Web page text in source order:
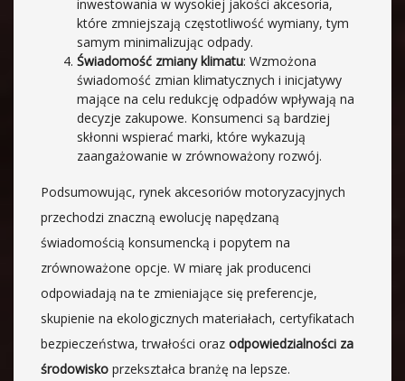
inwestowania w wysokiej jakości akcesoria,
które zmniejszają częstotliwość wymiany, tym
samym minimalizując odpady.
Świadomość zmiany klimatu: Wzmożona
świadomość zmian klimatycznych i inicjatywy
mające na celu redukcję odpadów wpływają na
decyzje zakupowe. Konsumenci są bardziej
skłonni wspierać marki, które wykazują
zaangażowanie w zrównoważony rozwój.
Podsumowując, rynek akcesoriów motoryzacyjnych
przechodzi znaczną ewolucję napędzaną
świadomością konsumencką i popytem na
zrównoważone opcje. W miarę jak producenci
odpowiadają na te zmieniające się preferencje,
skupienie na ekologicznych materiałach, certyfikatach
bezpieczeństwa, trwałości oraz odpowiedzialności za
środowisko przekształca branżę na lepsze.